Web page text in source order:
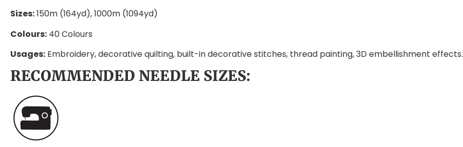
Sizes:150m (164yd), 1000m (1094yd)
Colours: 40 Colours
Usages: Embroidery, decorative quilting, built-in decorative stitches, thread painting, 3D embellishment effects.
RECOMMENDED NEEDLE SIZES: